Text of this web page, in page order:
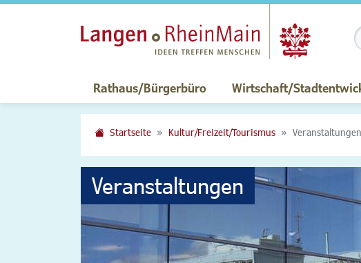
Rathaus/Bürgerbüro Wirtschaft/
Startseite Kultur/Freizeit/Tourismus Veranstaltungen
Veranstaltungen